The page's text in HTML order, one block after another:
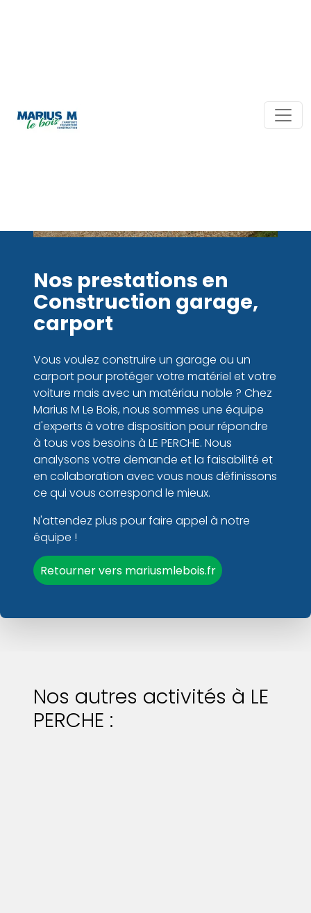
Nos prestations en
Construction garage,
carport
Vous voulez construire un garage ou un
carport pour protéger votre matériel et votre
voiture mais avec un matériau noble ? Chez
Marius M Le Bois, nous sommes une équipe
d'experts à votre disposition pour répondre
à tous vos besoins à LE PERCHE. Nous
analysons votre demande et la faisabilité et
en collaboration avec vous nous définissons
ce qui vous correspond le mieux.
N'attendez plus pour faire appel à notre
équipe !
Retourner vers mariusmlebois.fr
Nos autres activités à LE
PERCHE :